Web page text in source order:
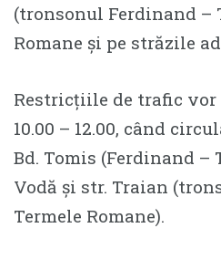
(tronsonul Ferdinand –
Romane și pe străzile
Restricțiile de trafic
10.00 – 12.00, când
Bd. Tomis (Ferdinand –
Vodă și str. Traian
Termele Romane).